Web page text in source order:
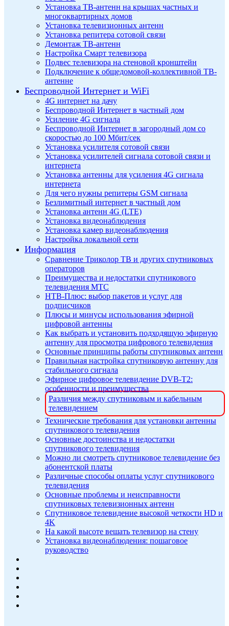
Установка ТВ-антенн на крышах частных и
многоквартирных домов
Установка телевизионных антенн
Установка репитера сотовой связи
Демонтаж ТВ-антенн
Настройка Смарт телевизора
Подвес телевизора на стеновой кронштейн
Подключение к общедомовой-коллективной ТВ-
антенне
Беспроводной Интернет и WiFi
4G интернет на дачу
Беспроводной Интернет в частный дом
Усиление 4G сигнала
Беспроводной Интернет в загородный дом со
скоростью до 100 Мбит/сек
Установка усилителя сотовой связи
Установка усилителей сигнала сотовой связи и
интернета
Установка антенны для усиления 4G сигнала
интернета
Для чего нужны репитеры GSM сигнала
Безлимитный интернет в частный дом
Установка антенн 4G (LTE)
Установка видеонаблюдения
Установка камер видеонаблюдения
Настройка локальной сети
Информация
Сравнение Триколор ТВ и других спутниковых
операторов
Преимущества и недостатки спутникового
телевидения МТС
НТВ-Плюс: выбор пакетов и услуг для
подписчиков
Плюсы и минусы использования эфирной
цифровой антенны
Как выбрать и установить подходящую эфирную
антенну для просмотра цифрового телевидения
Основные принципы работы спутниковых антенн
Правильная настройка спутниковую антенну для
стабильного сигнала
Эфирное цифровое телевидение DVB-T2:
особенности и преимущества
Различия между спутниковым и кабельным
телевидением
Технические требования для установки антенны
спутникового телевидения
Основные достоинства и недостатки
спутникового телевидения
Можно ли смотреть спутниковое телевидение без
абонентской платы
Различные способы оплаты услуг спутникового
телевидения
Основные проблемы и неисправности
спутниковых телевизионных антенн
Спутниковое телевидение высокой четкости HD и
4K
На какой высоте вешать телевизор на стену
Установка видеонаблюдения: пошаговое
руководство